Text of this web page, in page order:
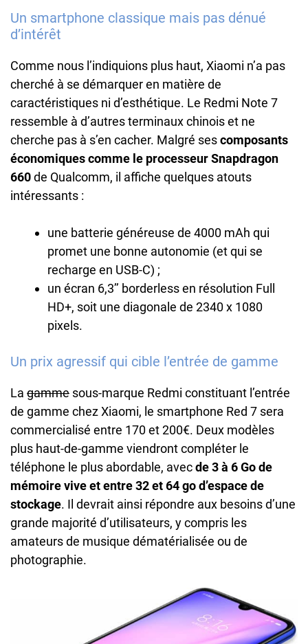
Un smartphone classique mais pas dénué
d’intérêt
Comme nous l’indiquions plus haut, Xiaomi n’a pas
cherché à se démarquer en matière de
caractéristiques ni d’esthétique. Le Redmi Note 7
ressemble à d’autres terminaux chinois et ne
cherche pas à s’en cacher. Malgré sescomposants
économiques comme le processeur Snapdragon
660de Qualcomm, il affiche quelques atouts
intéressants :
une batterie généreuse de 4000 mAh qui
promet une bonne autonomie (et qui se
recharge en USB-C) ;
un écran 6,3’’ borderless en résolution Full
HD+, soit une diagonale de 2340 x 1080
pixels.
Un prix agressif qui cible l’entrée de gamme
La gamme sous-marque Redmi constituant l’entrée
de gamme chez Xiaomi, le smartphone Red 7 sera
commercialisé entre 170 et 200€. Deux modèles
plus haut-de-gamme viendront compléter le
téléphone le plus abordable, avecde 3 à 6 Go de
mémoire vive et entre 32 et 64 go d’espace de
stockage. Il devrait ainsi répondre aux besoins d’une
grande majorité d’utilisateurs, y compris les
amateurs de musique dématérialisée ou de
photographie.